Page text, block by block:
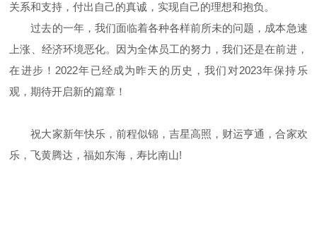
关系和支持，付出自己的真诚，实现自己的理想和抱负。
过去的一年，我们面临着各种各样前所未的问题，成本急速
上涨、经济环境恶化。因为全体员工的努力，我们还是在前进，
在进步！2022年已经成为昨天的历史，我们对2023年保持乐
观，期待开启新的篇章！
祝大家新年快乐，前程似锦，吉星高照，财运亨通，合家欢
乐，飞黄腾达，福如东海，寿比南山!